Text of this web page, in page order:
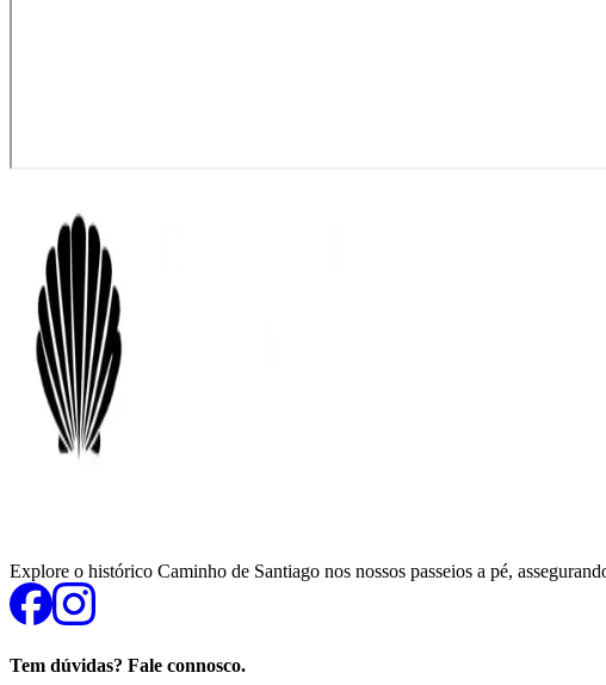
Explore o histórico Caminho de Santiago nos nossos passeios a pé,
Tem dúvidas? Fale connosco.